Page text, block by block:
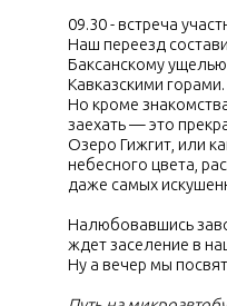
даже самых
Налюбовавшись
ждет заселение в
Ну а вечер мы
Путь на
2 день: ущелье